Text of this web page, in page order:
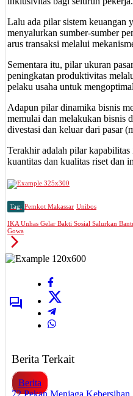
Lalu ada pilar sistem keuangan
menyalurkan sumber-sumber
arus transaksi melalui
Sementara itu, pilar ukuran
peningkatan produktivitas
pelaku usaha untuk
Adapun pilar dinamika bisnis
memulai dan melakukan bisnis
divestasi dan keluar dari pasar
Terakhir adalah pilar
kuantitas dan kualitas riset dan
Tag: Pemkot Makassar Unibos
IKA Unhas Gelar Bakti Sosial Salurkan
Gowa
Berita Terkait
Berita
72 Pekan Menjaga